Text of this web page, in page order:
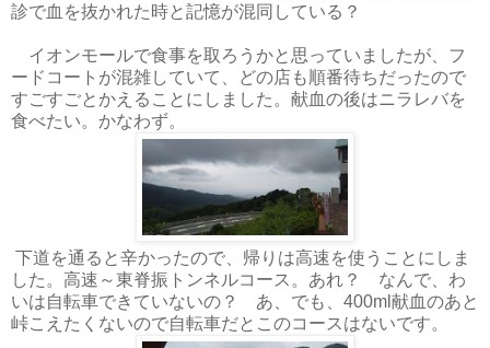
診で血を抜かれた時と記憶が混同している？
イオンモールで食事を取ろうかと思っていましたが、フ
ードコートが混雑していて、どの店も順番待ちだったので
すごすごとかえることにしました。献血の後はニラレバを
食べたい。かなわず。
下道を通ると辛かったので、帰りは高速を使うことにしま
した。高速～東脊振トンネルコース。あれ？ なんで、わ
いは自転車できていないの？ あ、でも、400ml献血のあと
峠こえたくないので自転車だとこのコースはないです。